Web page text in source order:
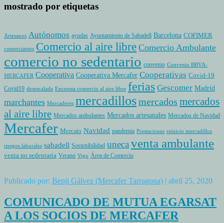
mostrado por etiquetas
Artesanos Autónomos ayudas Ayuntamiento de Sabadell Barcelona COFIMER
comerciantes Comercio al aire libre Comercio Ambulante
comercio no sedentario convenio Convenio BBVA-
MERCAFER Cooperativa Cooperativa Mercafer Cooperativas Covid-19
Covid19 desescalada Encuesta comercio al aire libre ferias Gescomer Madrid
marchantes Mercaderes mercadillosmercados mercados
al aire libre Mercados ambulantes Mercados artesanales Mercados de Navidad
Mercafer Mercats Navidad pandemia Prestaciones reinicio mercadillos
riesgos laborales sabadell Sostenibilidad unecaventa ambulante
venta no sedentaria Verano Vigo Área de Comercio
Publicado por: Benji Gálvez (Mercafer Tarragona) | abril 25, 2020
COMUNICADO DE MUTUA EGARSAT
A LOS SOCIOS DE MERCAFER